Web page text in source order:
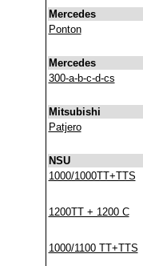
Mercedes
Ponton
Mercedes
300-a-b-c-d-cs
Mitsubishi
Patjero
NSU
1000/1000TT+TTS
1200TT + 1200 C
1000/1100 TT+TTS